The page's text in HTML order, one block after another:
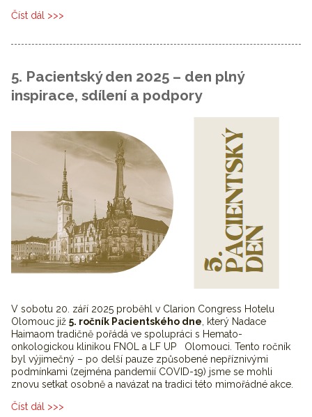
Číst dál Běželi jsme pro život. Běželi jsme pro Haimaom!! -
5. Pacientský den 2025 – den plný
inspirace, sdílení a podpory
V sobotu 20. září 2025 proběhl v Clarion Congress Hotelu
Olomouc již 5. ročník Pacientského dne , který Nadace
Haimaom tradičně pořádá ve spolupráci s Hemato-
onkologickou klinikou FNOL a LF UP Olomouci. Tento ročník
byl výjimečný – po delší pauze způsobené nepříznivými
podmínkami (zejména pandemií COVID-19) jsme se mohli
znovu setkat osobně a navázat na tradici této mimořádné akce.
Číst dál 5. Pacientský den 2025 – den plný inspirace, sdílení a